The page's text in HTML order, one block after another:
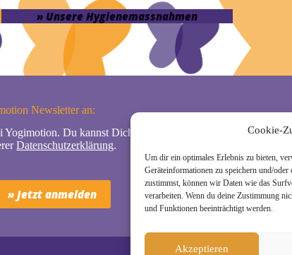
Cookie-
Um dir ein optimales Erlebnis zu bieten,
Geräteinformationen zu speichern und/
zustimmst, können wir Daten wie das
verarbeiten. Wenn du deine Zustimmung
und Funktionen beeinträchtigt werden.
Akzeptieren
» Unsere Hygienemassnahmen
Newsletter an:
Du kannst Dich natürlich jederzeit wieder
Datenschutzerklärung.